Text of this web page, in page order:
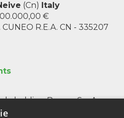
(Cn) Italy
€
R.E.A. CN - 335207
la holding Boema S.p.A.